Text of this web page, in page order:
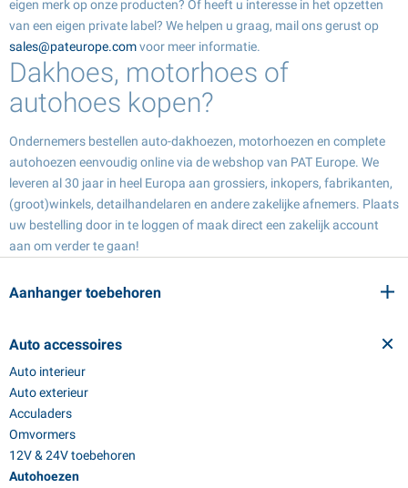
Aanhanger toebehoren
Auto accessoires
Auto interieur
Auto exterieur
Acculaders
Omvormers
12V & 24V toebehoren
Autohoezen
eigen merk op onze producten? Of heeft u interesse in het opzetten
van een eigen private label? We helpen u graag, mail ons gerust op
sales@pateurope.comvoor meer informatie.
Dakhoes, motorhoes of
autohoes kopen?
Ondernemers bestellen auto-dakhoezen, motorhoezen en complete
autohoezen eenvoudig online via de webshop van PAT Europe. We
leveren al 30 jaar in heel Europa aan grossiers, inkopers, fabrikanten,
(groot)winkels, detailhandelaren en andere zakelijke afnemers. Plaats
uw bestelling door in te loggen of maak direct een zakelijk account
aan om verder te gaan!